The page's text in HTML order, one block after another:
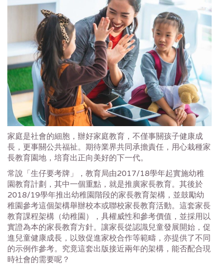
家庭是社會的細胞，辦好家庭教育，不僅事關孩子健康成
長，更事關公共福祉。期待業界共同承擔責任，用心栽種家
長教育園地，培育出正向美好的下一代。
常說「生仔要考牌」，教育局由2017/18學年起實施幼稚
園教育計劃，其中一個重點，就是推廣家長教育。其後於
2018/19學年推出幼稚園階段的家長教育架構，並鼓勵幼
稚園參考這個架構舉辦校本或聯校家長教育活動。這套家長
教育課程架構（幼稚園），具權威性和參考價值，並採用以
實證為本的家長教育方針。讓家長從認識兒童發展開始，促
進兒童健康成長，以致促進家校合作等範疇，亦提供了不同
的示例作參考。究竟這套出版接近兩年的架構，能否配合現
時社會的需要呢？